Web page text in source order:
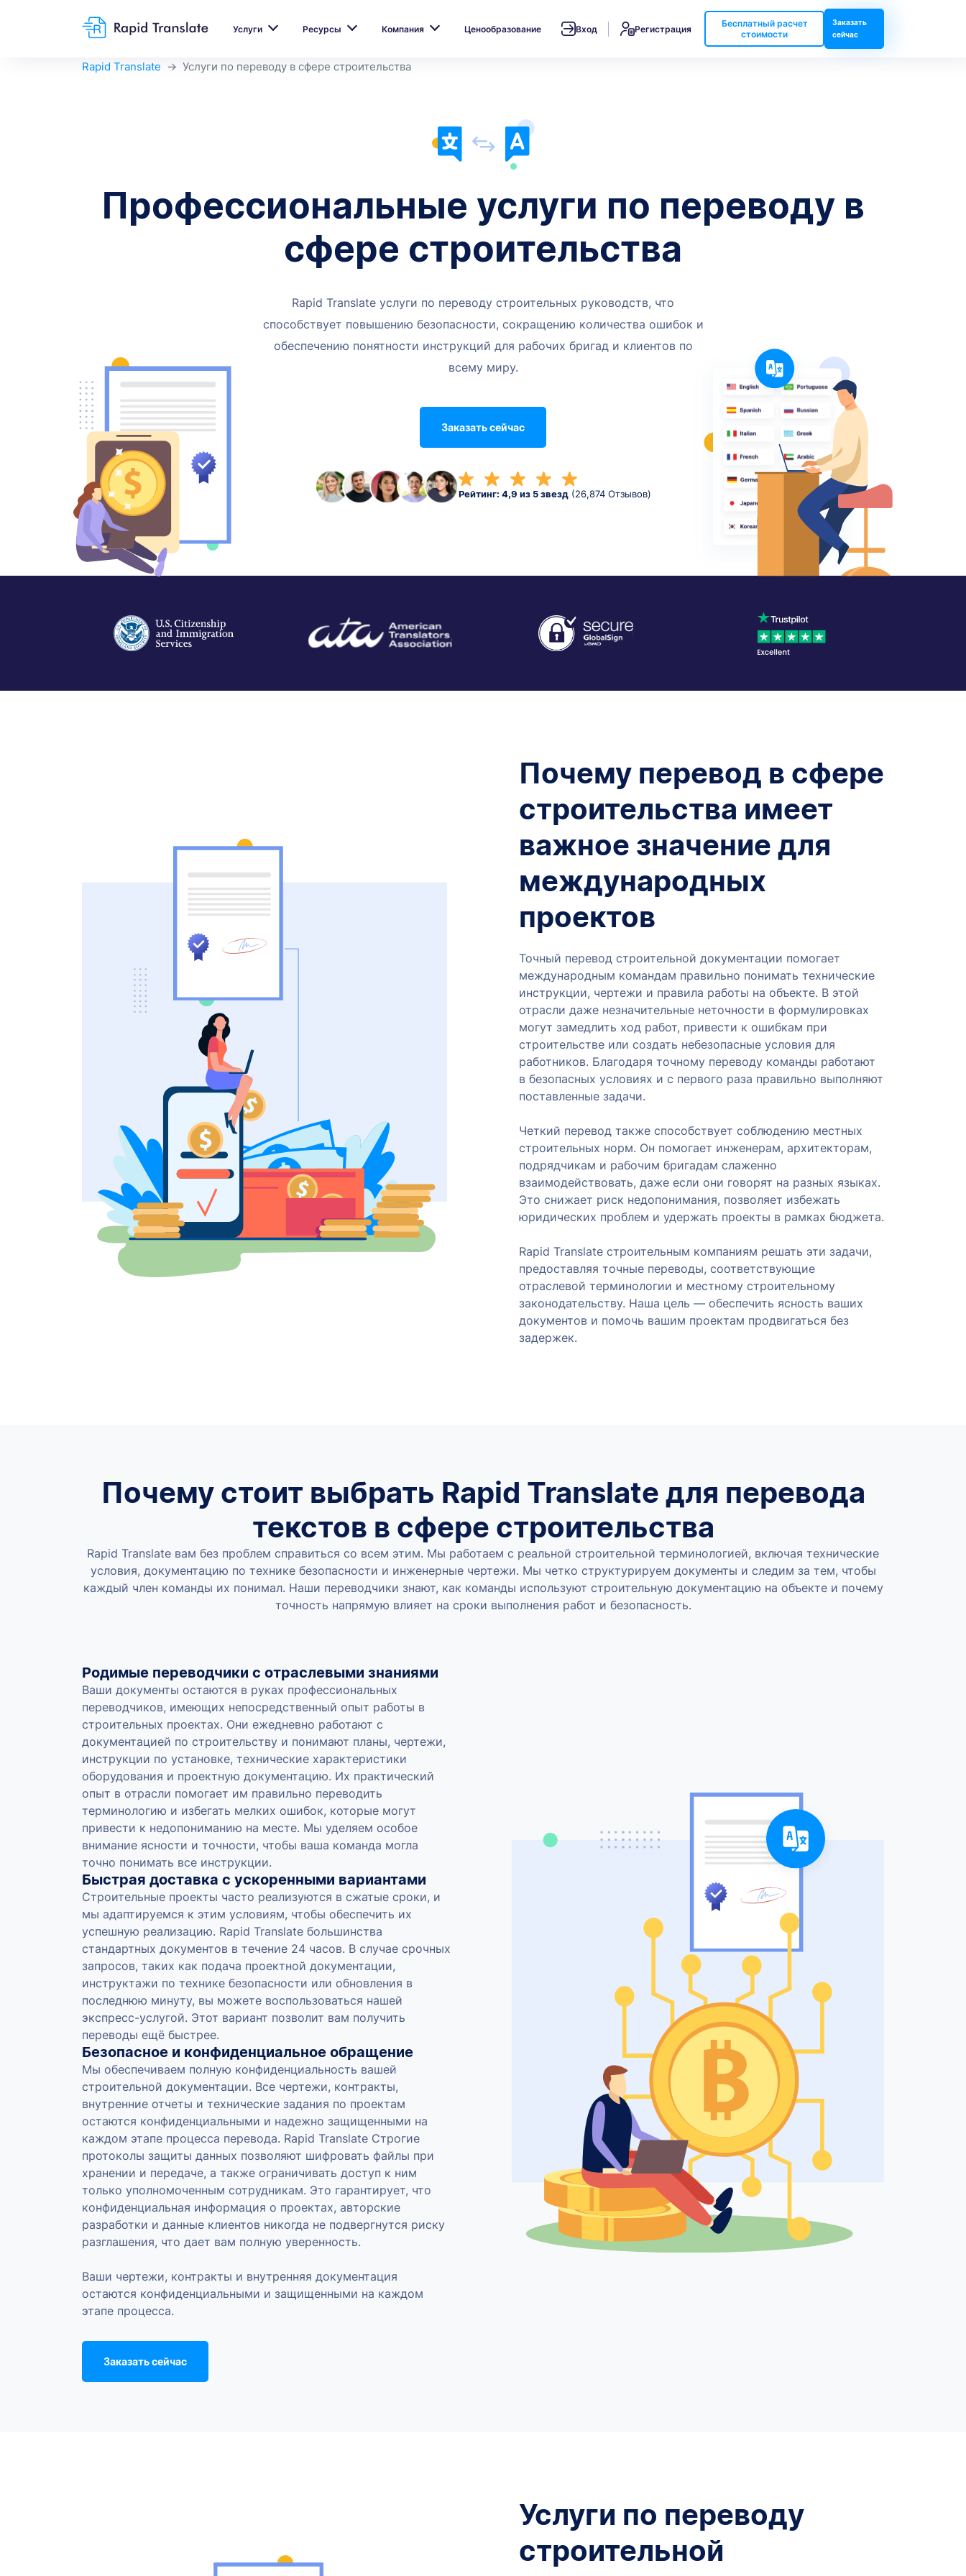
Услуги Ресурсы Компания Ценообразование Вход Регистрация
Бесплатный расчет
стоимости
Заказать
сейчас
Rapid Translate Услуги по переводу в сфере строительства
Профессиональные услуги по переводу в
сфере строительства
Rapid Translate услуги по переводу строительных руководств, что
способствует повышению безопасности, сокращению количества ошибок и
обеспечению понятности инструкций для рабочих бригад и клиентов по
всему миру.
Заказать сейчас
Рейтинг: 4,9 из 5 звезд (26,874 Отзывов)
Почему перевод в сфере
строительства имеет
важное значение для
международных
проектов
Точный перевод строительной документации помогает
международным командам правильно понимать технические
инструкции, чертежи и правила работы на объекте. В этой
отрасли даже незначительные неточности в формулировках
могут замедлить ход работ, привести к ошибкам при
строительстве или создать небезопасные условия для
работников. Благодаря точному переводу команды работают
в безопасных условиях и с первого раза правильно выполняют
поставленные задачи.
Четкий перевод также способствует соблюдению местных
строительных норм. Он помогает инженерам, архитекторам,
подрядчикам и рабочим бригадам слаженно
взаимодействовать, даже если они говорят на разных языках.
Это снижает риск недопонимания, позволяет избежать
юридических проблем и удержать проекты в рамках бюджета.
Rapid Translate строительным компаниям решать эти задачи,
предоставляя точные переводы, соответствующие
отраслевой терминологии и местному строительному
законодательству. Наша цель — обеспечить ясность ваших
документов и помочь вашим проектам продвигаться без
задержек.
Почему стоит выбрать Rapid Translate для перевода
текстов в сфере строительства
Rapid Translate вам без проблем справиться со всем этим. Мы работаем с реальной строительной терминологией, включая технические
условия, документацию по технике безопасности и инженерные чертежи. Мы четко структурируем документы и следим за тем, чтобы
каждый член команды их понимал. Наши переводчики знают, как команды используют строительную документацию на объекте и почему
точность напрямую влияет на сроки выполнения работ и безопасность.
Родимые переводчики с отраслевыми знаниями
Ваши документы остаются в руках профессиональных
переводчиков, имеющих непосредственный опыт работы в
строительных проектах. Они ежедневно работают с
документацией по строительству и понимают планы, чертежи,
инструкции по установке, технические характеристики
оборудования и проектную документацию. Их практический
опыт в отрасли помогает им правильно переводить
терминологию и избегать мелких ошибок, которые могут
привести к недопониманию на месте. Мы уделяем особое
внимание ясности и точности, чтобы ваша команда могла
точно понимать все инструкции.
Быстрая доставка с ускоренными вариантами
Строительные проекты часто реализуются в сжатые сроки, и
мы адаптируемся к этим условиям, чтобы обеспечить их
успешную реализацию. Rapid Translate большинства
стандартных документов в течение 24 часов. В случае срочных
запросов, таких как подача проектной документации,
инструктажи по технике безопасности или обновления в
последнюю минуту, вы можете воспользоваться нашей
экспресс-услугой. Этот вариант позволит вам получить
переводы ещё быстрее.
Безопасное и конфиденциальное обращение
Мы обеспечиваем полную конфиденциальность вашей
строительной документации. Все чертежи, контракты,
внутренние отчеты и технические задания по проектам
остаются конфиденциальными и надежно защищенными на
каждом этапе процесса перевода. Rapid Translate Строгие
протоколы защиты данных позволяют шифровать файлы при
хранении и передаче, а также ограничивать доступ к ним
только уполномоченным сотрудникам. Это гарантирует, что
конфиденциальная информация о проектах, авторские
разработки и данные клиентов никогда не подвергнутся риску
разглашения, что дает вам полную уверенность.
Ваши чертежи, контракты и внутренняя документация
остаются конфиденциальными и защищенными на каждом
этапе процесса.
Заказать сейчас
Услуги по переводу
строительной